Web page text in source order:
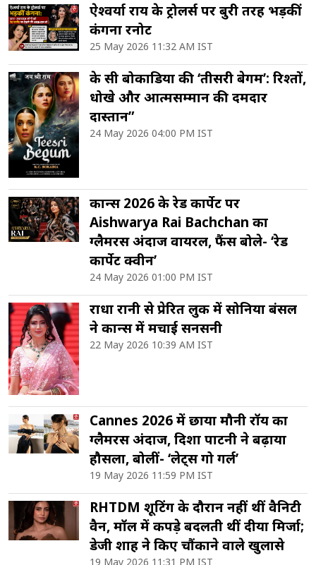
ऐश्वर्या राय के ट्रोलर्स पर बुरी तरह भड़कीं
कंगना रनोट
25 May 2026 11:32 AM IST
के सी बोकाडिया की ‘तीसरी बेगम’: रिश्तों,
धोखे और आत्मसम्मान की दमदार
दास्तान”
24 May 2026 04:00 PM IST
कान्स 2026 के रेड कार्पेट पर
Aishwarya Rai Bachchan का
ग्लैमरस अंदाज वायरल, फैंस बोले- ‘रेड
कार्पेट क्वीन’
24 May 2026 01:00 PM IST
राधा रानी से प्रेरित लुक में सोनिया बंसल
ने कान्स में मचाई सनसनी
22 May 2026 10:39 AM IST
Cannes 2026 में छाया मौनी रॉय का
ग्लैमरस अंदाज, दिशा पाटनी ने बढ़ाया
हौसला, बोलीं- ‘लेट्स गो गर्ल’
19 May 2026 11:59 PM IST
RHTDM शूटिंग के दौरान नहीं थीं वैनिटी
वैन, मॉल में कपड़े बदलती थीं दीया मिर्जा;
डेजी शाह ने किए चौंकाने वाले खुलासे
19 May 2026 11:31 PM IST